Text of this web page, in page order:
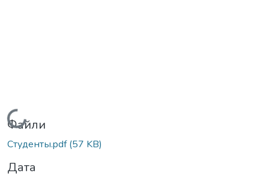
Вантажиться...
Файли
Студенты.pdf(57 KB)
Дата